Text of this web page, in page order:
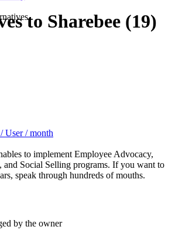
to Sharebee (19)
User / month
to implement Employee Advocacy,
and Social Selling programs. If you want to
speak through hundreds of mouths.
by the owner